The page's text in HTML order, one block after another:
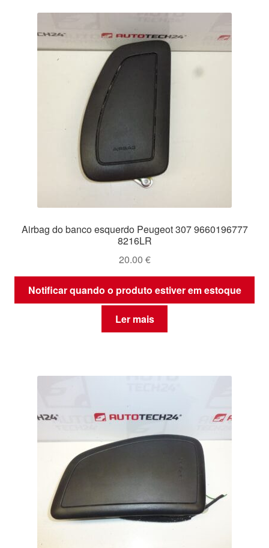
Airbag do banco esquerdo Peugeot 307 9660196777
8216LR
20.00 €
Notificar quando o produto estiver em estoque
Ler mais